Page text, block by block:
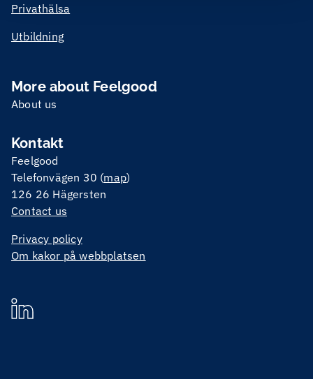
Privathälsa
Utbildning
More about Feelgood
About us
Kontakt
Feelgood
Telefonvägen 30 (map)
126 26 Hägersten
Contact us
Privacy policy
Om kakor på webbplatsen